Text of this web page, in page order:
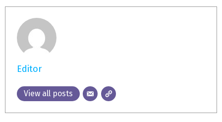
Editor
View all posts